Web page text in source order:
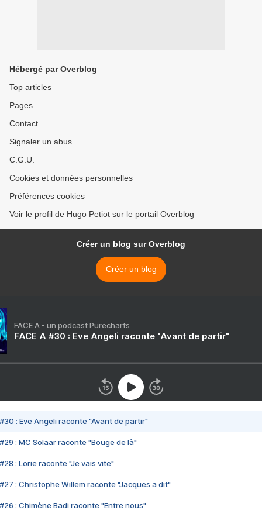
Hébergé par Overblog
Top articles
Pages
Contact
Signaler un abus
C.G.U.
Cookies et données personnelles
Préférences cookies
Voir le profil de Hugo Petiot sur le portail Overblog
Créer un blog sur Overblog
Créer un blog
FACE A - un podcast Purecharts
FACE A #30 : Eve Angeli raconte "Avant de partir"
#30 : Eve Angeli raconte "Avant de partir"
#29 : MC Solaar raconte "Bouge de là"
#28 : Lorie raconte "Je vais vite"
#27 : Christophe Willem raconte "Jacques a dit"
#26 : Chimène Badi raconte "Entre nous"